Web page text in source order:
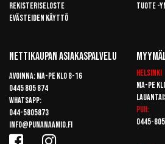
Rekisteriseloste
Evästeiden käyttö
Tuote -
Nettikaupan Asiakaspalvelu
Avoinna: Ma-pe klo 8-16
0445 805 874
Whatsapp:
044-5805873
info@punanaamio.fi
Helsinki
Ma-pe
Puh:
0445-